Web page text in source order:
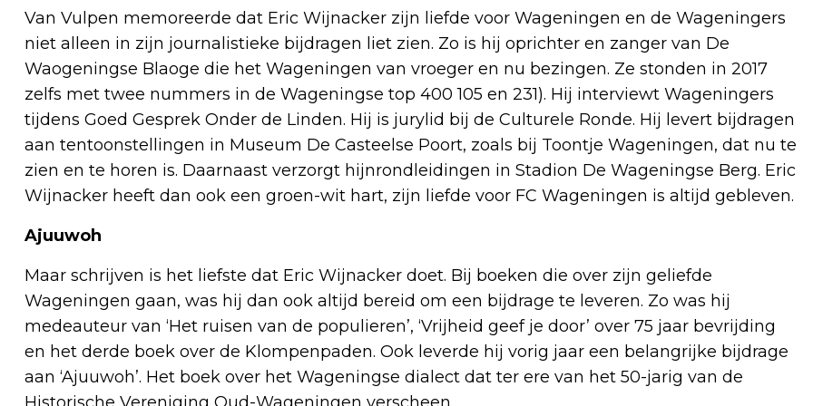
Van Vulpen memoreerde dat Eric Wijnacker zijn liefde voor Wageningen en de Wageningers
niet alleen in zijn journalistieke bijdragen liet zien. Zo is hij oprichter en zanger van De
Waogeningse Blaoge die het Wageningen van vroeger en nu bezingen. Ze stonden in 2017
zelfs met twee nummers in de Wageningse top 400 105 en 231). Hij interviewt Wageningers
tijdens Goed Gesprek Onder de Linden. Hij is jurylid bij de Culturele Ronde. Hij levert bijdragen
aan tentoonstellingen in Museum De Casteelse Poort, zoals bij Toontje Wageningen, dat nu te
zien en te horen is. Daarnaast verzorgt hijnrondleidingen in Stadion De Wageningse Berg. Eric
Wijnacker heeft dan ook een groen-wit hart, zijn liefde voor FC Wageningen is altijd gebleven.
Ajuuwoh
Maar schrijven is het liefste dat Eric Wijnacker doet. Bij boeken die over zijn geliefde
Wageningen gaan, was hij dan ook altijd bereid om een bijdrage te leveren. Zo was hij
medeauteur van ‘Het ruisen van de populieren’, ‘Vrijheid geef je door’ over 75 jaar bevrijding
en het derde boek over de Klompenpaden. Ook leverde hij vorig jaar een belangrijke bijdrage
aan ‘Ajuuwoh’. Het boek over het Wageningse dialect dat ter ere van het 50-jarig van de